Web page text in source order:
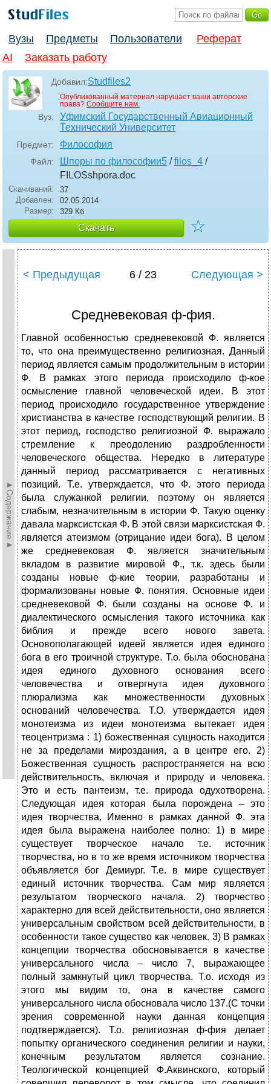
Вузы Предметы Пользователи
Реферат
AI
Заказать работу
Добавил:Studfiles2
Опубликованный материал нарушает ваши авторские
права? Сообщите нам.
Вуз:
Уфимский Государственный Авиационный
Технический Университет
Предмет: Философия
Файл: Шпоры по философии5 /filos_4 /
FILOSshpora.doc
Скачиваний:
37
Добавлен:
02.05.2014
Размер:
329 Кб
Скачать ☆
►Содержание►
< Предыдущая 6 / 23 Следующая >
Средневековая ф-фия.
Главной особенностью средневековой Ф. является
то, что она преимущественно религиозная. Данный
период является самым продолжительным в истории
Ф. В рамках этого периода происходило ф-кое
осмысление главной человеческой идеи. В этот
период происходило государственное утверждение
христианства в качестве господствующий религии. В
этот период, господство религиозной Ф. выражало
стремление к преодолению раздробленности
человеческого общества. Нередко в литературе
данный период рассматривается с негативных
позиций. Т.е. утверждается, что Ф. этого периода
была служанкой религии, поэтому он является
слабым, незначительным в истории Ф. Такую оценку
давала марксистская Ф. В этой связи марксистская Ф.
является атеизмом (отрицание идеи бога). В целом
же средневековая Ф. является значительным
вкладом в развитие мировой Ф., т.к. здесь были
созданы новые ф-кие теории, разработаны и
формализованы новые Ф. понятия. Основные идеи
средневековой Ф. были созданы на основе Ф. и
диалектического осмысления такого источника как
библия и прежде всего нового завета.
Основополагающей идеей является идея единого
бога в его троичной структуре. Т.о. была обоснована
идея единого духовного основания всего
человечества и отвергнута идея духовного
плюрализма как множественности духовных
оснований человечества. Т.О. утверждается идея
монотеизма из идеи монотеизма вытекает идея
теоцентризма : 1) божественная сущность находится
не за пределами мироздания, а в центре его. 2)
Божественная сущность распространяется на всю
действительность, включая и природу и человека.
Это и есть пантеизм, т.е. природа одухотворена.
Следующая идея которая была порождена – это
идея творчества, Именно в рамках данной Ф. эта
идея была выражена наиболее полно: 1) в мире
существует творческое начало т.е. источник
творчества, но в то же время источником творчества
объявляется бог Демиург. Т.е. в мире существует
единый источник творчества. Сам мир является
результатом творческого начала. 2) творчество
характерно для всей действительности, оно является
универсальным свойством всей действительности, в
особенности такое существо как человек. 3) В рамках
концепции творчества обосновывается в качестве
универсального числа – число 7, выражающее
полный замкнутый цикл творчества. Т.о. исходя из
этого мы видим то, она в качестве самого
универсального числа обосновала число 137.(С точки
зрения современной науки данная концепция
подтверждается). Т.о. религиозная ф-фия делает
попытку органического соединения религии и науки,
конечным результатом является сознание.
Теологической концепцией Ф.Аквинского, который